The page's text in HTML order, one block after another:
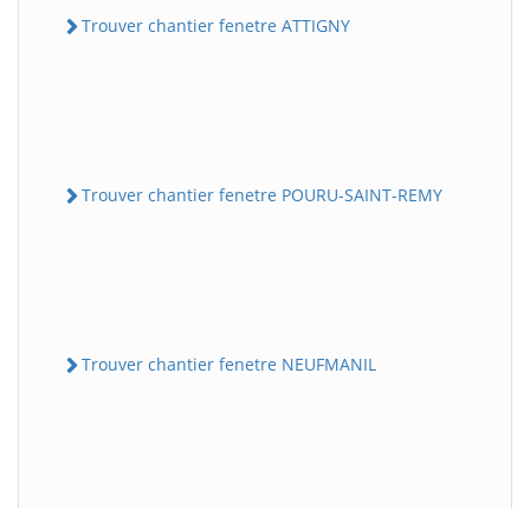
Trouver chantier fenetre ATTIGNY
Trouver chantier fenetre POURU-SAINT-REMY
Trouver chantier fenetre NEUFMANIL